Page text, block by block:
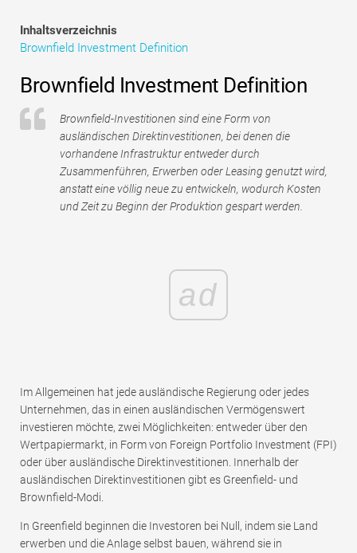
Vollständige Form
Risikomanagement-Tutorials
Inhaltsverzeichnis
Brownfield Investment Definition
Brownfield Investment Definition
Brownfield-Investitionen sind eine Form von
ausländischen Direktinvestitionen, bei denen die
vorhandene Infrastruktur entweder durch
Zusammenführen, Erwerben oder Leasing genutzt wird,
anstatt eine völlig neue zu entwickeln, wodurch Kosten
und Zeit zu Beginn der Produktion gespart werden.
ad
Im Allgemeinen hat jede ausländische Regierung oder jedes
Unternehmen, das in einen ausländischen Vermögenswert
investieren möchte, zwei Möglichkeiten: entweder über den
Wertpapiermarkt, in Form von Foreign Portfolio Investment (FPI)
oder über ausländische Direktinvestitionen. Innerhalb der
ausländischen Direktinvestitionen gibt es Greenfield- und
Brownfield-Modi.
In Greenfield beginnen die Investoren bei Null, indem sie Land
erwerben und die Anlage selbst bauen, während sie in